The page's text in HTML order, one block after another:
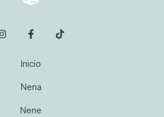
Inicio
Nena
Nene